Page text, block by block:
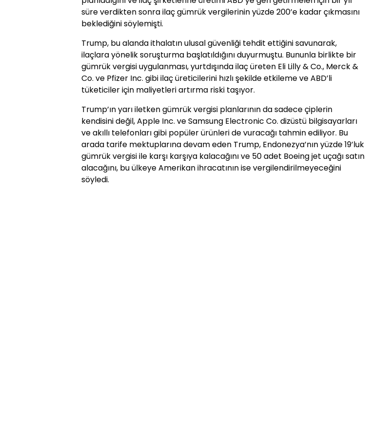
süre verdikten sonra ilaç gümrük vergilerinin yüzde 200’e kadar çıkmasını
beklediğini söylemişti.
Trump, bu alanda ithalatın ulusal güvenliği tehdit ettiğini savunarak,
ilaçlara yönelik soruşturma başlatıldığını duyurmuştu. Bununla birlikte bir
gümrük vergisi uygulanması, yurtdışında ilaç üreten Eli Lilly & Co., Merck &
Co. ve Pfizer Inc. gibi ilaç üreticilerini hızlı şekilde etkileme ve ABD’li
tüketiciler için maliyetleri artırma riski taşıyor.
Trump’ın yarı iletken gümrük vergisi planlarının da sadece çiplerin
kendisini değil, Apple Inc. ve Samsung Electronic Co. dizüstü bilgisayarları
ve akıllı telefonları gibi popüler ürünleri de vuracağı tahmin ediliyor. Bu
arada tarife mektuplarına devam eden Trump, Endonezya’nın yüzde 19’luk
gümrük vergisi ile karşı karşıya kalacağını ve 50 adet Boeing jet uçağı satın
alacağını, bu ülkeye Amerikan ihracatının ise vergilendirilmeyeceğini
söyledi.